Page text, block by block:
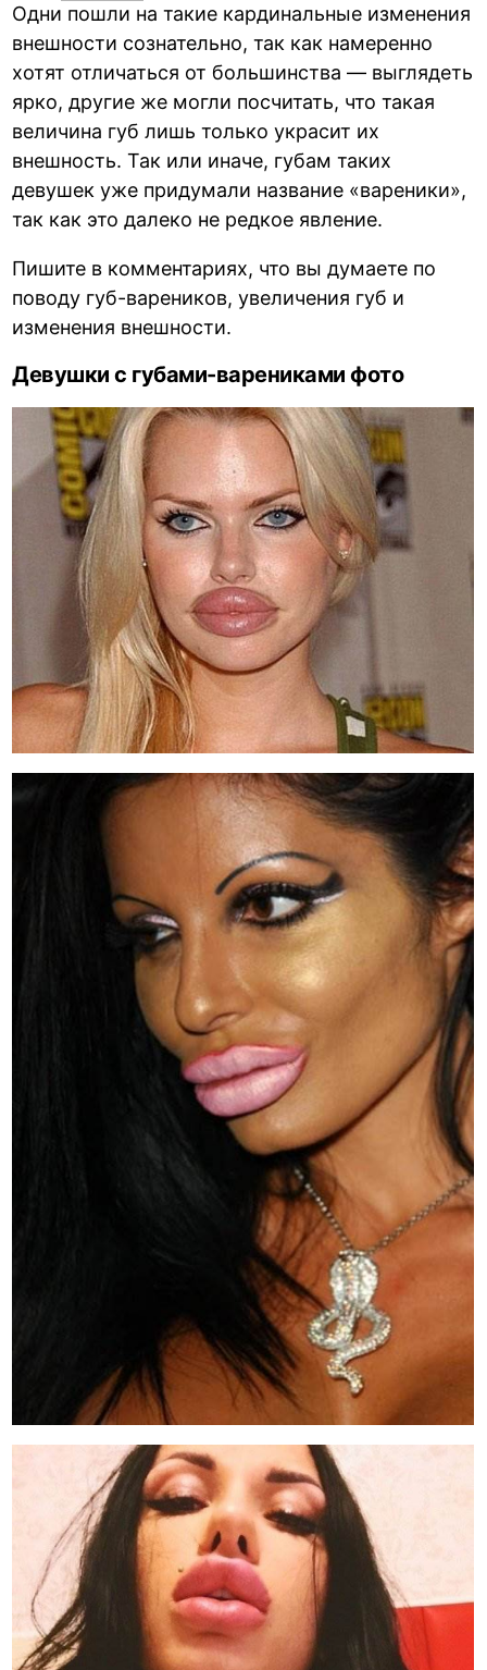
Одни пошли на такие кардинальные изменения
внешности сознательно, так как намеренно
хотят отличаться от большинства — выглядеть
ярко, другие же могли посчитать, что такая
величина губ лишь только украсит их
внешность. Так или иначе, губам таких
девушек уже придумали название «вареники»,
так как это далеко не редкое явление.
Пишите в комментариях, что вы думаете по
поводу губ-вареников, увеличения губ и
изменения внешности.
Девушки с губами-варениками фото